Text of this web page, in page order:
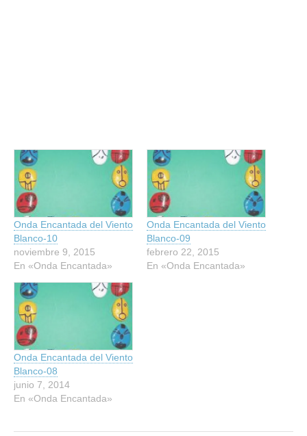
Onda Encantada del Viento
Blanco-10
noviembre 9, 2015
En «Onda Encantada»
Onda Encantada del Viento
Blanco-09
febrero 22, 2015
En «Onda Encantada»
Onda Encantada del Viento
Blanco-08
junio 7, 2014
En «Onda Encantada»